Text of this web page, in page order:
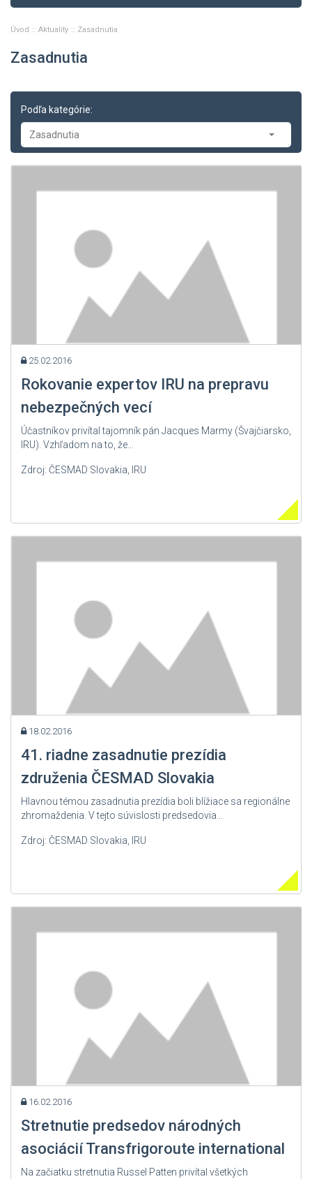
Úvod Aktuality Zasadnutia
Zasadnutia
Podľa kategórie:
Zasadnutia
Aktuality
-- Tlačové správy
-- Oznamy
-- Dopravné správy
-- Príklady z právnej praxe
25.02.2016
Rokovanie expertov IRU na prepravu
nebezpečných vecí
Účastníkov privítal tajomník pán Jacques Marmy (Švajčiarsko,
IRU). Vzhľadom na to, že...
Zdroj: ČESMAD Slovakia, IRU
18.02.2016
41. riadne zasadnutie prezídia
združenia ČESMAD Slovakia
Hlavnou témou zasadnutia prezídia boli blížiace sa regionálne
zhromaždenia. V tejto súvislosti predsedovia...
Zdroj: ČESMAD Slovakia, IRU
16.02.2016
Stretnutie predsedov národných
asociácií Transfrigoroute international
Na začiatku stretnutia Russel Patten privítal všetkých